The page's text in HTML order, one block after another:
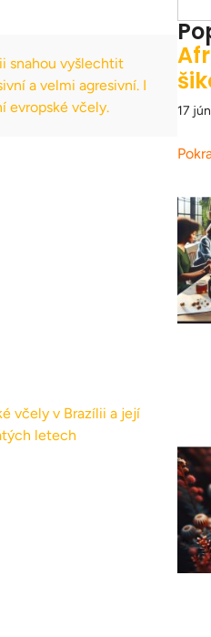
snahou vyšlechtit
a velmi agresivní. I
evropské včely.
17